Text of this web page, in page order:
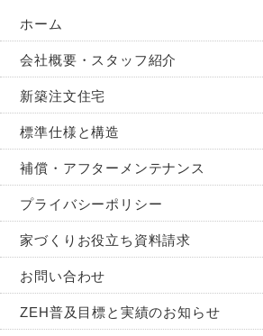
ホーム
会社概要・スタッフ紹介
新築注文住宅
標準仕様と構造
補償・アフターメンテナンス
プライバシーポリシー
家づくりお役立ち資料請求
お問い合わせ
ZEH普及目標と実績のお知らせ